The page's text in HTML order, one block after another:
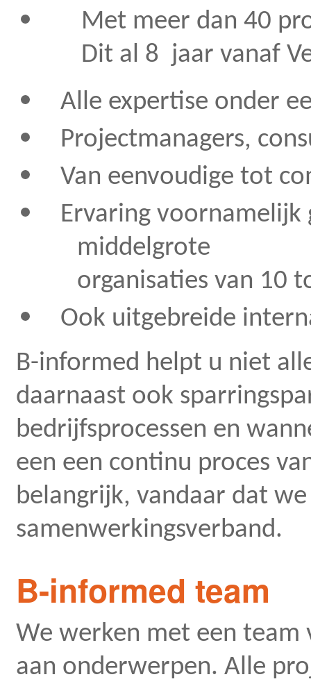
Met meer dan 40
Dit al 8 jaar vanaf
Alle expertise onder
Projectmanagers,
Van eenvoudige tot
Ervaring voornamelijk
middelgrote
organisaties van 10
Ook uitgebreide
B-informed helpt u niet
daarnaast ook
bedrijfsprocessen en
een een continu proces
belangrijk, vandaar dat
samenwerkingsverband.
B-informed team
We werken met een team
aan onderwerpen. Alle